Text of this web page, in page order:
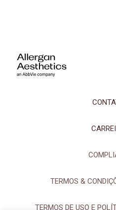
TERMOS &
TERMOS DE USO E